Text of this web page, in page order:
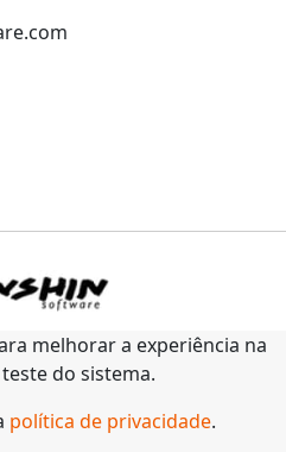
melhorar a experiência na
do sistema.
política de privacidade.